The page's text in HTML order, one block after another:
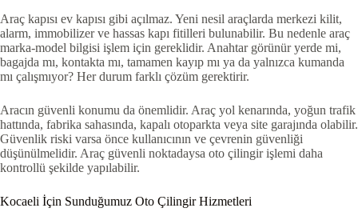
Araç kapısı ev kapısı gibi açılmaz. Yeni nesil araçlarda merkezi kilit,
alarm, immobilizer ve hassas kapı fitilleri bulunabilir. Bu nedenle araç
marka-model bilgisi işlem için gereklidir. Anahtar görünür yerde mi,
bagajda mı, kontakta mı, tamamen kayıp mı ya da yalnızca kumanda
mı çalışmıyor? Her durum farklı çözüm gerektirir.
Aracın güvenli konumu da önemlidir. Araç yol kenarında, yoğun trafik
hattında, fabrika sahasında, kapalı otoparkta veya site garajında olabilir.
Güvenlik riski varsa önce kullanıcının ve çevrenin güvenliği
düşünülmelidir. Araç güvenli noktadaysa oto çilingir işlemi daha
kontrollü şekilde yapılabilir.
Kocaeli İçin Sunduğumuz Oto Çilingir Hizmetleri